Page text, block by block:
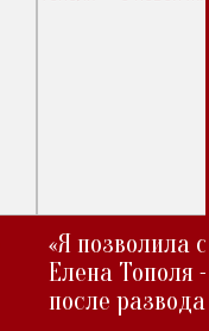
«Я позволила
Елена Тополя
после развода